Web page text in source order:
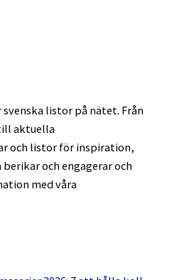
listor på nätet. Från
aktuella
och listor för inspiration,
och engagerar och
med våra